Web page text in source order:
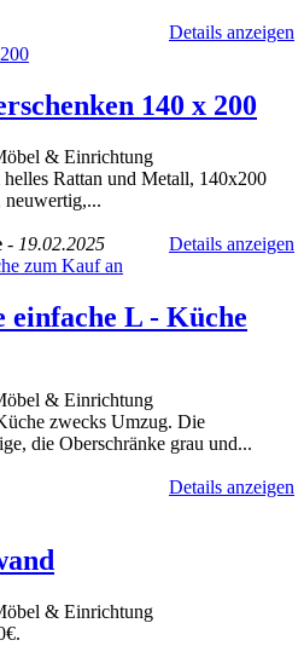
Details anzeigen
140 x 200
& Einrichtung
Rattan und Metall, 140x200
neuwertig,...
- 19.02.2025 Details anzeigen
einfache L - Küche
& Einrichtung
zwecks Umzug. Die
die Oberschränke grau und...
Details anzeigen
& Einrichtung